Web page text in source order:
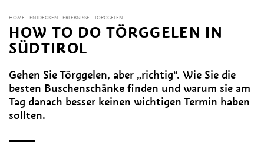
HOME ENTDECKEN ERLEBNISSE TÖRGGELEN
HOW TO DO TÖRGGELEN IN
SÜDTIROL
Gehen Sie Törggelen, aber „richtig“. Wie Sie die
besten Buschenschänke finden und warum sie am
Tag danach besser keinen wichtigen Termin haben
sollten.